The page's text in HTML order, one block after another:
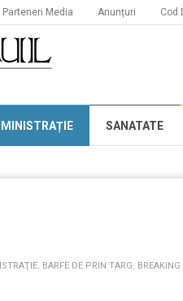
Parteneri Media Anunțuri Cod
SANATATE
, BARFE DE PRIN TARG, BREAKING